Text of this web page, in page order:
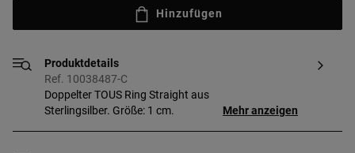
Hinzufügen
Produktdetails
Ref. 10038487-C
Doppelter TOUS Ring Straight aus
Sterlingsilber. Größe: 1 cm.
Mehr anzeigen